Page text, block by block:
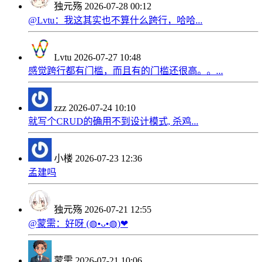
独元殇 2026-07-28 00:12
@Lvtu：我这其实也不算什么跨行，哈哈...
Lvtu 2026-07-27 10:48
感觉跨行都有门槛，而且有的门槛还很高。。...
zzz 2026-07-24 10:10
就写个CRUD的确用不到设计模式, 杀鸡...
小楼 2026-07-23 12:36
孟建吗
独元殇 2026-07-21 12:55
@蒙需：好呀 (◍•ᴗ•◍)❤